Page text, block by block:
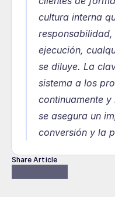
cultura interna
ejecución,
se diluye. La
sistema a los
continuamente
se asegura un
conversión y la
Share Article